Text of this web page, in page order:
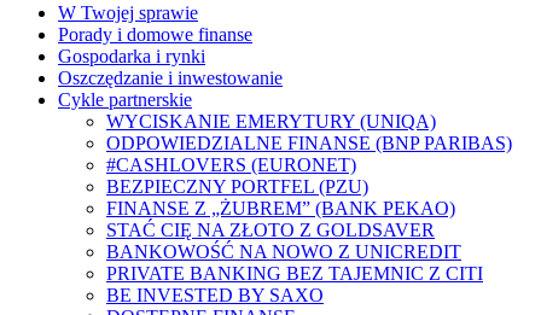
W Twojej sprawie
Porady i domowe finanse
Gospodarka i rynki
Oszczędzanie i inwestowanie
Cykle partnerskie
WYCISKANIE EMERYTURY (UNIQA)
ODPOWIEDZIALNE FINANSE (BNP PARIBAS)
#CASHLOVERS (EURONET)
BEZPIECZNY PORTFEL (PZU)
FINANSE Z „ŻUBREM” (BANK PEKAO)
STAĆ CIĘ NA ZŁOTO Z GOLDSAVER
BANKOWOŚĆ NA NOWO Z UNICREDIT
PRIVATE BANKING BEZ TAJEMNIC Z CITI
BE INVESTED BY SAXO